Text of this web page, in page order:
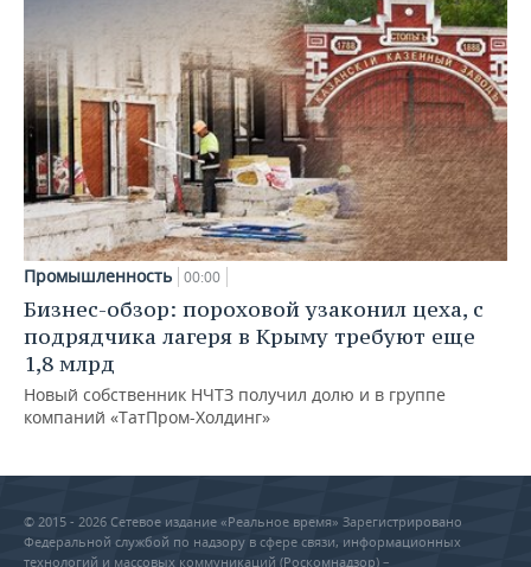
Промышленность 00:00
Бизнес-обзор: пороховой узаконил цеха, с
подрядчика лагеря в Крыму требуют еще
1,8 млрд
Новый собственник НЧТЗ получил долю и в группе
компаний «ТатПром-Холдинг»
© 2015 - 2026 Сетевое издание «Реальное время» Зарегистрировано
Федеральной службой по надзору в сфере связи, информационных
технологий и массовых коммуникаций (Роскомнадзор) –